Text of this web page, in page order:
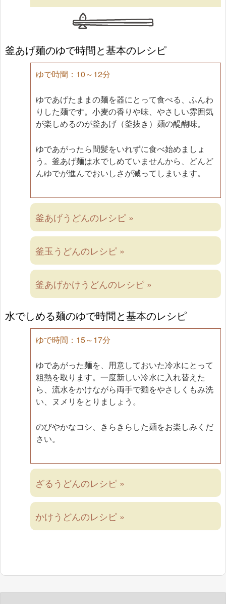
釜あげ麺のゆで時間と基本のレシピ
ゆで時間：10～12分
ゆであげたままの麺を器にとって食べる、ふんわ
りした麺です。小麦の香りや味、やさしい雰囲気
が楽しめるのが釜あげ（釜抜き）麺の醍醐味。
ゆであがったら間髪をいれずに食べ始めましょ
う。釜あげ麺は水でしめていませんから、どんど
んゆでが進んでおいしさが減ってしまいます。
釜あげうどんのレシピ »
釜玉うどんのレシピ »
釜あげかけうどんのレシピ »
水でしめる麺のゆで時間と基本のレシピ
ゆで時間：15～17分
ゆであがった麺を、用意しておいた冷水にとって
粗熱を取ります。一度新しい冷水に入れ替えた
ら、流水をかけながら両手で麺をやさしくもみ洗
い、ヌメリをとりましょう。
のびやかなコシ、きらきらした麺をお楽しみくだ
さい。
ざるうどんのレシピ »
かけうどんのレシピ »